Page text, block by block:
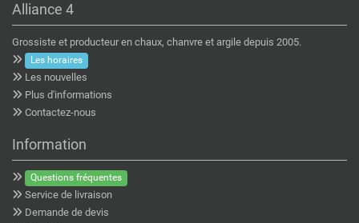
Alliance 4
Grossiste et producteur en chaux, chanvre et argile depuis 2005.
Les horaires
Les nouvelles
Plus d'informations
Contactez-nous
Information
Questions fréquentes
Service de livraison
Demande de devis